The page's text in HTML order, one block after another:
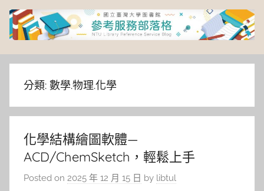
Skip
content
臺
灣
大
學
圖
分類: 數學.物理.化學
化學結構繪圖軟體—
ACD/ChemSketch，輕鬆上手
Posted on 2025 年 12 月 15 日 by libtul